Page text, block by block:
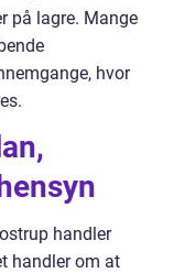
på lagre. Mange
hvor
handler
handler om at